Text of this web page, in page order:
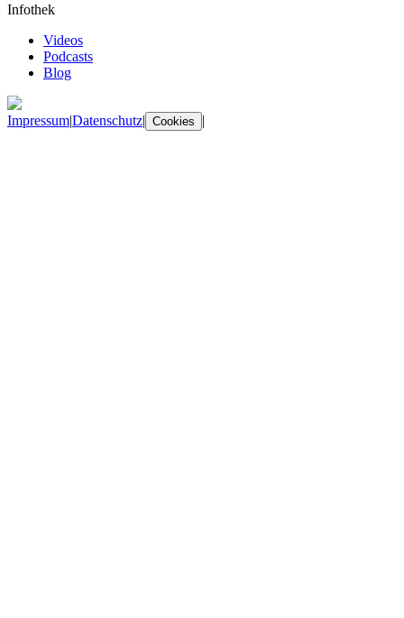
Infothek
Videos
Podcasts
Blog
Impressum|Datenschutz| Cookies |